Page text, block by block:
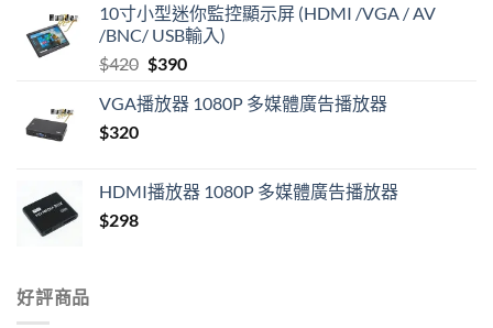
10寸小型迷你監控顯示屏 (HDMI /VGA / AV
/BNC/ USB輸入)
$420 Original
was:
$390Current
is:
VGA播放器 1080P 多媒體廣告播放器
$320
HDMI播放器 1080P 多媒體廣告播放器
$298
好評商品